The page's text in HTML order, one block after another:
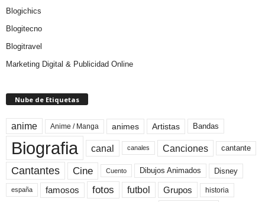
Blogichics
Blogitecno
Blogitravel
Marketing Digital & Publicidad Online
Nube de Etiquetas
anime Anime / Manga animes Artistas Bandas
Biografia canal canales Canciones cantante
Cantantes Cine Cuento Dibujos Animados Disney
españa famosos fotos futbol Grupos historia